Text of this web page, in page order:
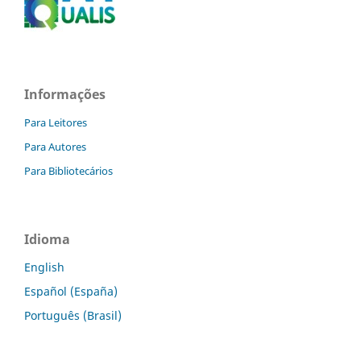
Informações
Para Leitores
Para Autores
Para Bibliotecários
Idioma
English
Español (España)
Português (Brasil)